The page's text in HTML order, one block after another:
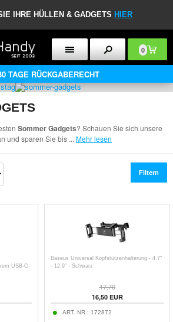
IHRE HÜLLEN & GADGETS HIER
0
TAGE RÜCKGABERECHT
Sommer Gadgets? Schauen Sie sich unsere
und sparen Sie bis ... Mehr lesen
Filtern
USB-C-
Baseus Universal Kopfstützenhalterung - 4.7"
- 12.9" - Schwarz
17,70
16,50EUR
ART. NR.: 172872